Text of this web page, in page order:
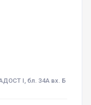
I, бл. 34А вх. Б